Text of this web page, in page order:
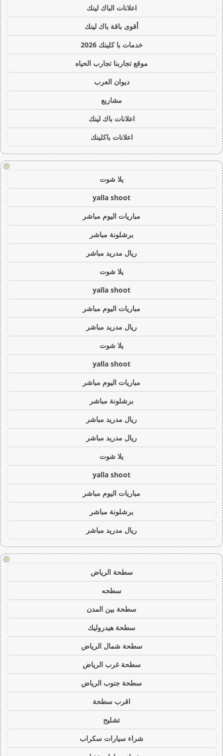
اعلانات الباك لينك
أقوى باقة باك لينك
خدمات با كلينك 2026
موقع تجاربنا تجارب الحياه
ديوان العرب
مشاريع
اعلانات باك لينك
اعلانات باكلينك
!
يلا شوت
yalla shoot
مباريات اليوم مباشر
برشلونة مباشر
ريال مدريد مباشر
يلا شوت
yalla shoot
مباريات اليوم مباشر
ريال مدريد مباشر
يلا شوت
yalla shoot
مباريات اليوم مباشر
برشلونة مباشر
ريال مدريد مباشر
ريال مدريد مباشر
يلا شوت
yalla shoot
مباريات اليوم مباشر
برشلونة مباشر
ريال مدريد مباشر
!
سطحة الرياض
سطحه
سطحة بين المدن
سطحة هيدروليك
سطحة شمال الرياض
سطحة غرب الرياض
سطحة جنوب الرياض
اقرب سطحة
تشليح
شراء سيارات سكراب